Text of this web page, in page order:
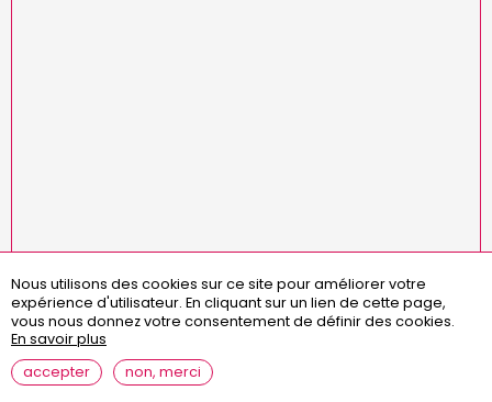
Menu
Pied
de
page
missions statuts
règlement intérieur
assemblées générales
contact
questions fréquentes
mentions légales
Nous utilisons des cookies sur ce site pour améliorer votre
expérience d'utilisateur. En cliquant sur un lien de cette page,
vous nous donnez votre consentement de définir des cookies.
En savoir plus
accepter
non, merci